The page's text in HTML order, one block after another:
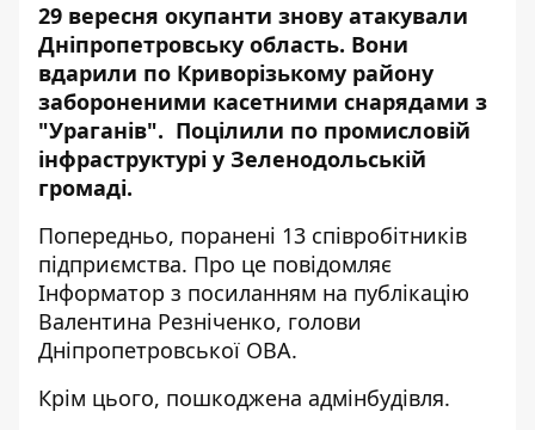
29 вересня окупанти знову атакували
Дніпропетровську область. Вони
вдарили по Криворізькому району
забороненими касетними снарядами з
"Ураганів". Поцілили по промисловій
інфраструктурі у Зеленодольській
громаді.
Попередньо, поранені 13 співробітників
підприємства. Про це повідомляє
Інформатор з посиланням на публікацію
Валентина Резніченко, голови
Дніпропетровської ОВА.
Крім цього, пошкоджена адмінбудівля.